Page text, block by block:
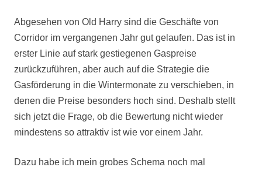
Abgesehen von Old Harry sind die Geschäfte von
Corridor im vergangenen Jahr gut gelaufen. Das ist in
erster Linie auf stark gestiegenen Gaspreise
zurückzuführen, aber auch auf die Strategie die
Gasförderung in die Wintermonate zu verschieben, in
denen die Preise besonders hoch sind. Deshalb stellt
sich jetzt die Frage, ob die Bewertung nicht wieder
mindestens so attraktiv ist wie vor einem Jahr.
Dazu habe ich mein grobes Schema noch mal